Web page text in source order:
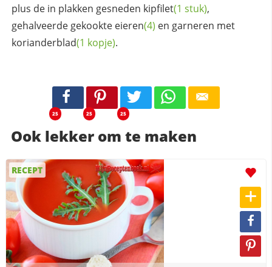
plus de in plakken gesneden kipfilet(1 stuk),
gehalveerde gekookte eieren(4) en garneren met
korianderblad(1 kopje).
25 25 25
Ook lekker om te maken
RECEPT